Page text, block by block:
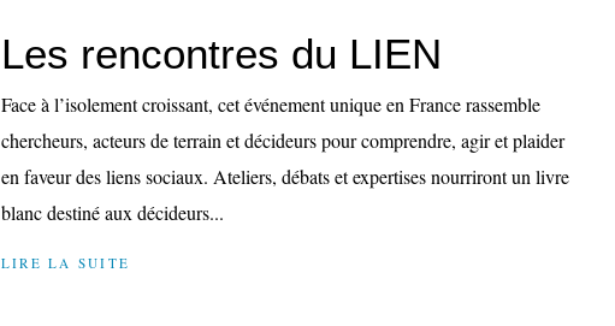
Les rencontres du LIEN
Face à l’isolement croissant, cet événement unique en France rassemble
chercheurs, acteurs de terrain et décideurs pour comprendre, agir et plaider
en faveur des liens sociaux. Ateliers, débats et expertises nourriront un livre
blanc destiné aux décideurs...
LIRE LA SUITE